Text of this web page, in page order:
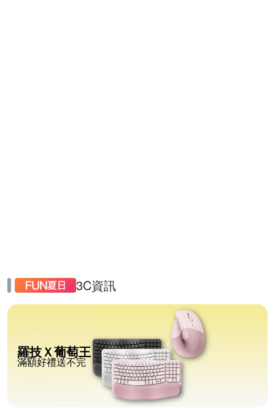
3C資訊
羅技Ｘ葡萄王
滿額好禮送不完